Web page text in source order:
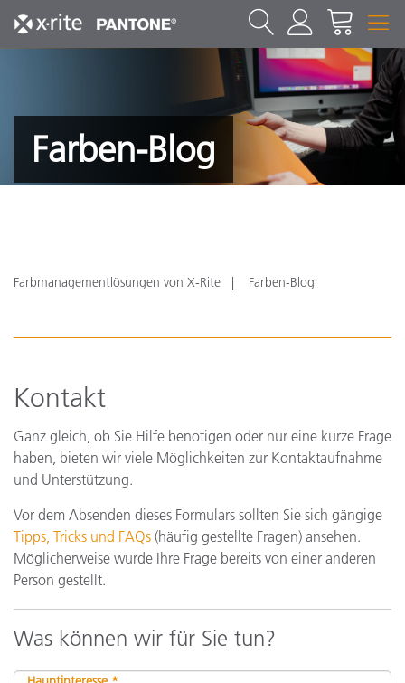
Farben-Blog
Farbmanagementlösungen von X-Rite Farben-Blog
Kontakt
Ganz gleich, ob Sie Hilfe benötigen oder nur eine kurze Frage
haben, bieten wir viele Möglichkeiten zur Kontaktaufnahme
und Unterstützung.
Vor dem Absenden dieses Formulars sollten Sie sich gängige
Tipps, Tricks und FAQs (häufig gestellte Fragen) ansehen.
Möglicherweise wurde Ihre Frage bereits von einer anderen
Person gestellt.
Was können wir für Sie tun?